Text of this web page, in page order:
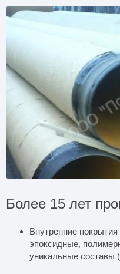
Более 15 лет
Внутренние
эпоксидные,
уникальные составы